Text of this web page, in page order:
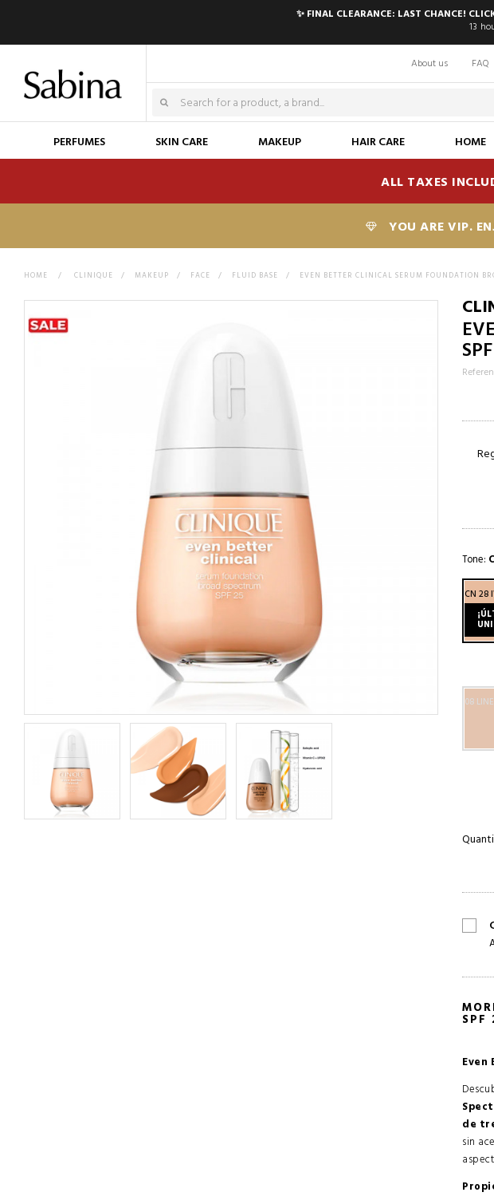
✨ FINAL CLEARANCE: LAST CHANCE!
13
About us FAQ
PERFUMES SKIN CARE MAKEUP HAIR CARE HOME
ALL TAXES
YOU ARE VIP.
HOME > CLINIQUE > MAKEUP > FACE > FLUID BASE > EVEN BETTER CLINICAL SERUM FOUNDATION
Tone:
CN 28
08
SPF
Even
de
sin